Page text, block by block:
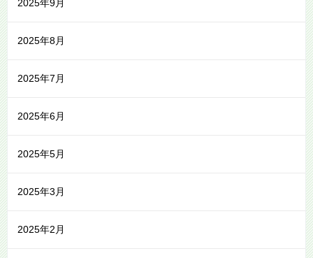
2025年9月
2025年8月
2025年7月
2025年6月
2025年5月
2025年3月
2025年2月